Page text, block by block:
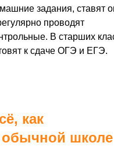
как
школе
задания, ставят
проводят
В старших
к сдаче ОГЭ и ЕГЭ.